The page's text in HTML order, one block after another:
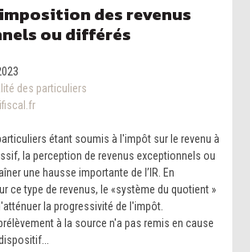
des revenus
ou différés
des particuliers
étant soumis à l'impôt sur le revenu à
la perception de revenus exceptionnels ou
une hausse importante de l’IR. En
ce type de revenus, le «système du quotient »
la progressivité de l'impôt.
à la source n'a pas remis en cause